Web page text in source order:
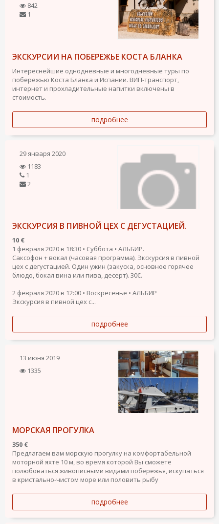
842
1
ЭКСКУРСИИ НА ПОБЕРЕЖЬЕ КОСТА БЛАНКА
Интереснейшие однодневные и многодневные туры по
побережью Коста Бланка и Испании. ВИП-транспорт,
интернет и прохладительные напитки включены в
стоимость.
подробнее
29 января 2020
1183
1
2
ЭКСКУРСИЯ В ПИВНОЙ ЦЕХ С ДЕГУСТАЦИЕЙ.
10 €
1 февраля 2020 в 18:30 • Суббота • АЛЬБИР.
Саксофон + вокал (часовая программа). Экскурсия в пивной
цех с дегустацией. Один ужин (закуска, основное горячее
блюдо, бокал вина или пива, десерт). 30€.
2 февраля 2020 в 12:00 • Воскресенье • АЛЬБИР
Экскурсия в пивной цех с...
подробнее
13 июня 2019
1335
МОРСКАЯ ПРОГУЛКА
350 €
Предлагаем вам морскую прогулку на комфортабельной
моторной яхте 10 м, во время которой Вы сможете
полюбоваться живописными видами побережья, искупаться
в кристально-чистом море или половить рыбу
подробнее